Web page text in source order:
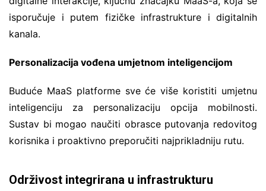
isporučuje i putem fizičke infrastrukture i digitalnih
kanala.
Personalizacija vođena umjetnom inteligencijom
Buduće MaaS platforme sve će više koristiti umjetnu
inteligenciju za personalizaciju opcija mobilnosti.
Sustav bi mogao naučiti obrasce putovanja redovitog
korisnika i proaktivno preporučiti najprikladniju rutu.
Održivost integrirana u infrastrukturu